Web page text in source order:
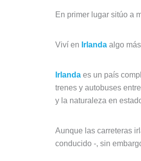
En primer lugar sitúo a
Viví en Irlanda algo
Irlanda es un país
trenes y autobuses
y la naturaleza en
Aunque las carreteras
conducido -, sin